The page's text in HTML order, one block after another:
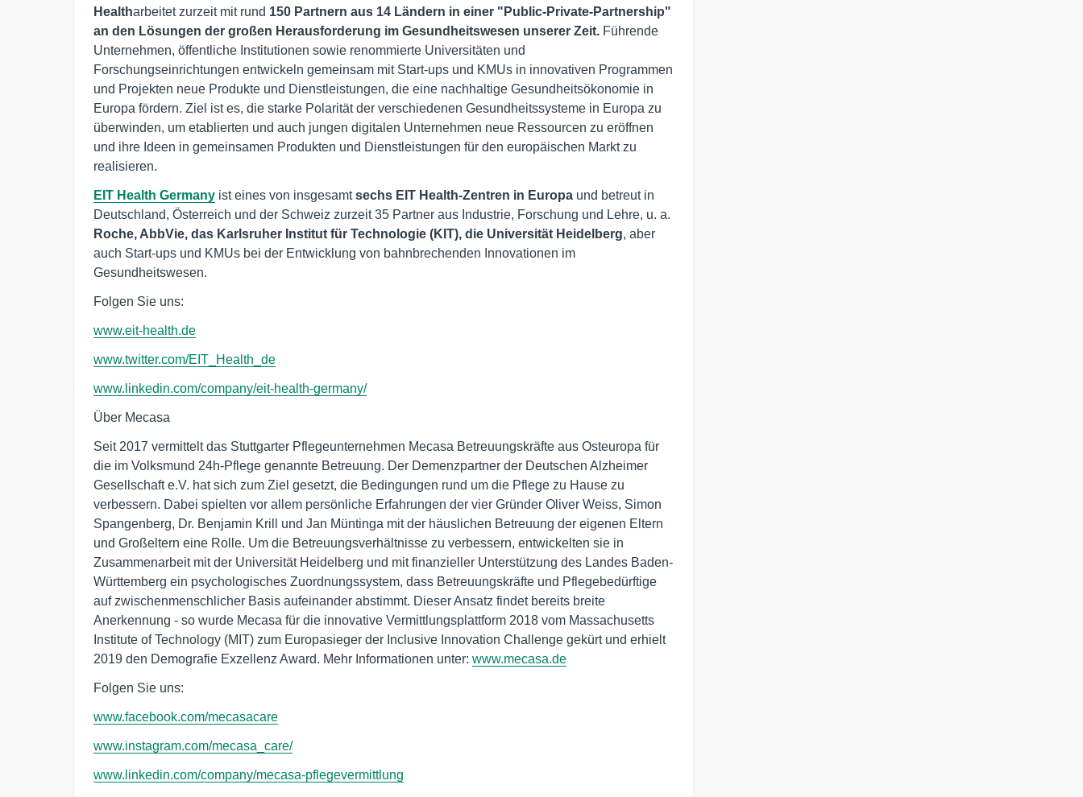
Healtharbeitet zurzeit mit rund 150 Partnern aus 14 Ländern in einer "Public-Private-Partnership"
an den Lösungen der großen Herausforderung im Gesundheitswesen unserer Zeit. Führende
Unternehmen, öffentliche Institutionen sowie renommierte Universitäten und
Forschungseinrichtungen entwickeln gemeinsam mit Start-ups und KMUs in innovativen Programmen
und Projekten neue Produkte und Dienstleistungen, die eine nachhaltige Gesundheitsökonomie in
Europa fördern. Ziel ist es, die starke Polarität der verschiedenen Gesundheitssysteme in Europa zu
überwinden, um etablierten und auch jungen digitalen Unternehmen neue Ressourcen zu eröffnen
und ihre Ideen in gemeinsamen Produkten und Dienstleistungen für den europäischen Markt zu
realisieren.
EIT Health Germany ist eines von insgesamtsechs EIT Health-Zentren in Europa und betreut in
Deutschland, Österreich und der Schweiz zurzeit 35 Partner aus Industrie, Forschung und Lehre, u. a.
Roche, AbbVie, das Karlsruher Institut für Technologie (KIT), die Universität Heidelberg, aber
auch Start-ups und KMUs bei der Entwicklung von bahnbrechenden Innovationen im
Gesundheitswesen.
Folgen Sie uns:
www.eit-health.de
www.twitter.com/EIT_Health_de
www.linkedin.com/company/eit-health-germany/
Über Mecasa
Seit 2017 vermittelt das Stuttgarter Pflegeunternehmen Mecasa Betreuungskräfte aus Osteuropa für
die im Volksmund 24h-Pflege genannte Betreuung. Der Demenzpartner der Deutschen Alzheimer
Gesellschaft e.V. hat sich zum Ziel gesetzt, die Bedingungen rund um die Pflege zu Hause zu
verbessern. Dabei spielten vor allem persönliche Erfahrungen der vier Gründer Oliver Weiss, Simon
Spangenberg, Dr. Benjamin Krill und Jan Müntinga mit der häuslichen Betreuung der eigenen Eltern
und Großeltern eine Rolle. Um die Betreuungsverhältnisse zu verbessern, entwickelten sie in
Zusammenarbeit mit der Universität Heidelberg und mit finanzieller Unterstützung des Landes Baden-
Württemberg ein psychologisches Zuordnungssystem, dass Betreuungskräfte und Pflegebedürftige
auf zwischenmenschlicher Basis aufeinander abstimmt. Dieser Ansatz findet bereits breite
Anerkennung - so wurde Mecasa für die innovative Vermittlungsplattform 2018 vom Massachusetts
Institute of Technology (MIT) zum Europasieger der Inclusive Innovation Challenge gekürt und erhielt
2019 den Demografie Exzellenz Award. Mehr Informationen unter: www.mecasa.de
Folgen Sie uns:
www.facebook.com/mecasacare
www.instagram.com/mecasa_care/
www.linkedin.com/company/mecasa-pflegevermittlung